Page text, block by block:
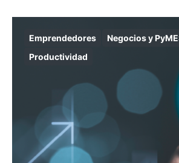
Emprendedores
Negocios y
Productividad